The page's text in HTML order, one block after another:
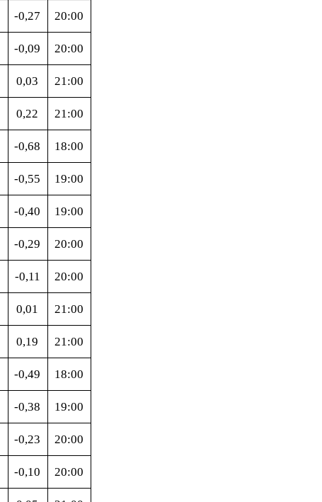
-0,27 20:00
-0,09 20:00
0,03 21:00
0,22 21:00
-0,68 18:00
-0,55 19:00
-0,40 19:00
-0,29 20:00
-0,11 20:00
0,01 21:00
0,19 21:00
-0,49 18:00
-0,38 19:00
-0,23 20:00
-0,10 20:00